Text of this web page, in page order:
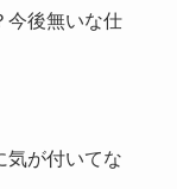
今後無いな仕
気が付いてな